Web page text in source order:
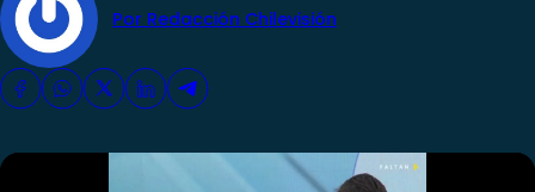
Por Redacción Chilevisión
Club De La Comedia